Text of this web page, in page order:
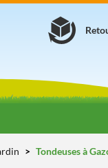
Tondeuses à